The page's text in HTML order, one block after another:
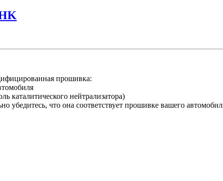
прошивка:
каталитического нейтрализатора)
убедитесь, что она соответствует прошивке вашего